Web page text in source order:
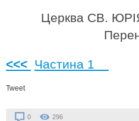
Церква СВ.
<<< Частина 1
Tweet
0 296